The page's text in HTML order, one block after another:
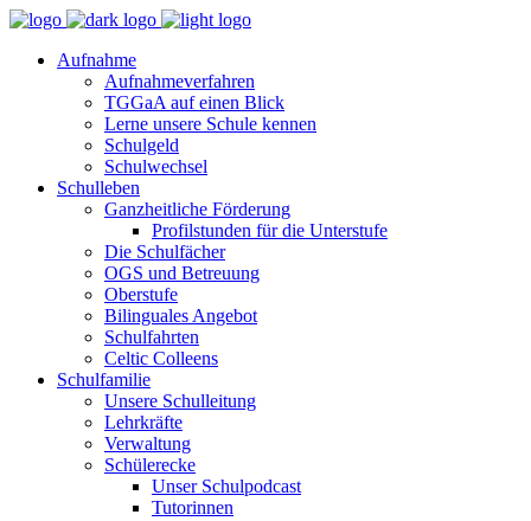
Aufnahme
Aufnahmeverfahren
TGGaA auf einen Blick
Lerne unsere Schule kennen
Schulgeld
Schulwechsel
Schulleben
Ganzheitliche Förderung
Profilstunden für die Unterstufe
Die Schulfächer
OGS und Betreuung
Oberstufe
Bilinguales Angebot
Schulfahrten
Celtic Colleens
Schulfamilie
Unsere Schulleitung
Lehrkräfte
Verwaltung
Schülerecke
Unser Schulpodcast
Tutorinnen